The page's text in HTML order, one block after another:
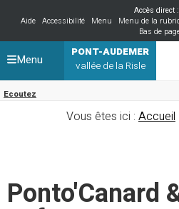
Accès direct :
Aide
Accessibilité Menu Menu de la
Bas de
PONT-AUDEMER
vallée de la Risle
Ecoutez
Menu
Vous êtes ici : Accueil
Ponto'Canard